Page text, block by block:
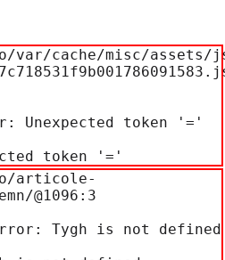
var/cache/misc/
Unexpected token '='
token '='
articole-
@1096:3
Tygh is not defined